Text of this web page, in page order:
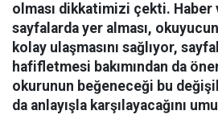
olması dikkatimizi çekti. Haber
sayfalarda yer alması,
kolay ulaşmasını sağlıyor,
hafifletmesi bakımından da
okurunun beğeneceği bu
da anlayışla karşılayacağını